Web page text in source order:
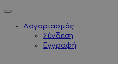
Λογαριασμός
Σύνδεση
Εγγραφή